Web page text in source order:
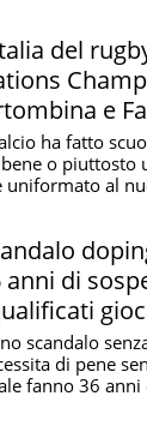
del
e
staff
ha fatto
o piuttosto
uniformato al
anni di
2022
scandalo
di pene
fanno 36 anni